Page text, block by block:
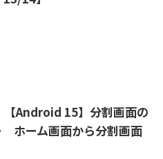
【Android 15】分割画面の
ーム画面から分割画面